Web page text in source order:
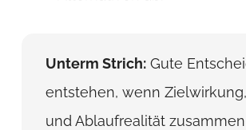
Unterm Strich:Gute
entstehen, wenn
und Ablaufrealität